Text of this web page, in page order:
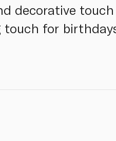
decorative
for